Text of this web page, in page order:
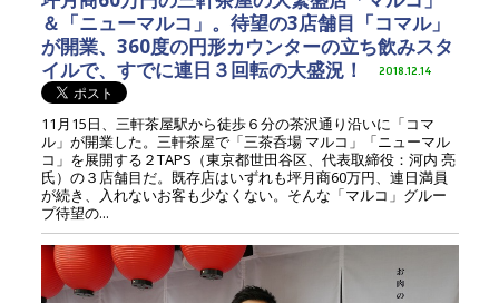
＆「ニューマルコ」。待望の3店舗目「コマル」
が開業、360度の円形カウンターの立ち飲みスタ
イルで、すでに連日３回転の大盛況！
2018.12.14
11月15日、三軒茶屋駅から徒歩６分の茶沢通り沿いに「コマ
ル」が開業した。三軒茶屋で「三茶呑場 マルコ」「ニューマル
コ」を展開する２TAPS（東京都世田谷区、代表取締役：河内 亮
氏）の３店舗目だ。既存店はいずれも坪月商60万円、連日満員
が続き、入れないお客も少なくない。そんな「マルコ」グルー
プ待望の...